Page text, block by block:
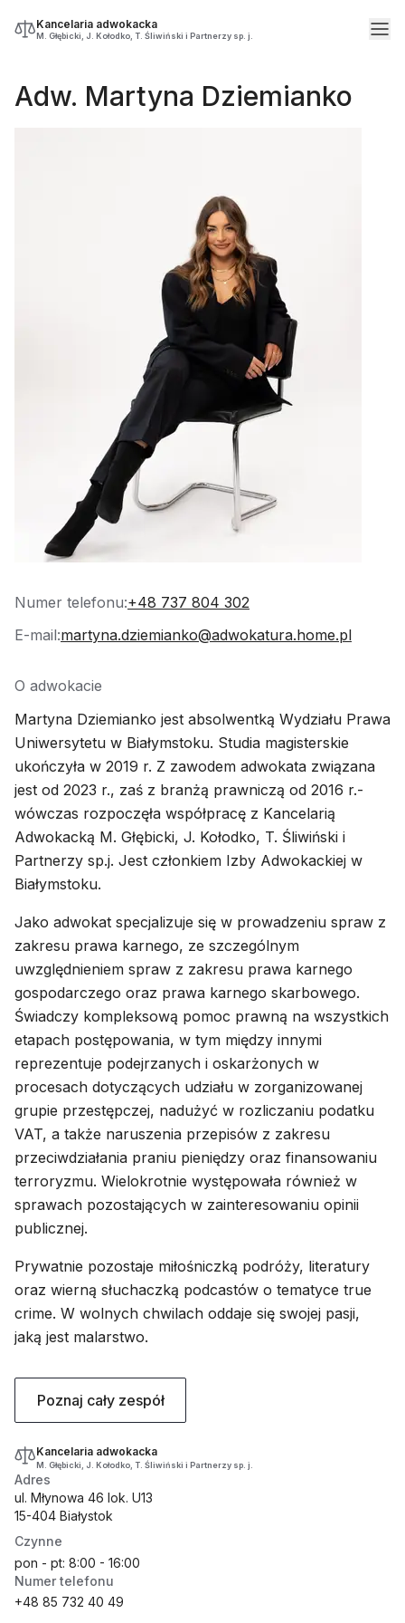
Kancelaria adwokacka
M. Głębicki, J. Kołodko, T. Śliwiński i Partnerzy sp. j.
Adw. Martyna Dziemianko
Numer telefonu:+48 737 804 302
E-mail:martyna.dziemianko@adwokatura.home.pl
O adwokacie
Martyna Dziemianko jest absolwentką Wydziału Prawa
Uniwersytetu w Białymstoku. Studia magisterskie
ukończyła w 2019 r. Z zawodem adwokata związana
jest od 2023 r., zaś z branżą prawniczą od 2016 r.-
wówczas rozpoczęła współpracę z Kancelarią
Adwokacką M. Głębicki, J. Kołodko, T. Śliwiński i
Partnerzy sp.j. Jest członkiem Izby Adwokackiej w
Białymstoku.
Jako adwokat specjalizuje się w prowadzeniu spraw z
zakresu prawa karnego, ze szczególnym
uwzględnieniem spraw z zakresu prawa karnego
gospodarczego oraz prawa karnego skarbowego.
Świadczy kompleksową pomoc prawną na wszystkich
etapach postępowania, w tym między innymi
reprezentuje podejrzanych i oskarżonych w
procesach dotyczących udziału w zorganizowanej
grupie przestępczej, nadużyć w rozliczaniu podatku
VAT, a także naruszenia przepisów z zakresu
przeciwdziałania praniu pieniędzy oraz finansowaniu
terroryzmu. Wielokrotnie występowała również w
sprawach pozostających w zainteresowaniu opinii
publicznej.
Prywatnie pozostaje miłośniczką podróży, literatury
oraz wierną słuchaczką podcastów o tematyce true
crime. W wolnych chwilach oddaje się swojej pasji,
jaką jest malarstwo.
Poznaj cały zespół
Kancelaria adwokacka
M. Głębicki, J. Kołodko, T. Śliwiński i Partnerzy sp. j.
Adres
ul. Młynowa 46 lok. U13
15-404 Białystok
Czynne
pon - pt: 8:00 - 16:00
Numer telefonu
+48 85 732 40 49